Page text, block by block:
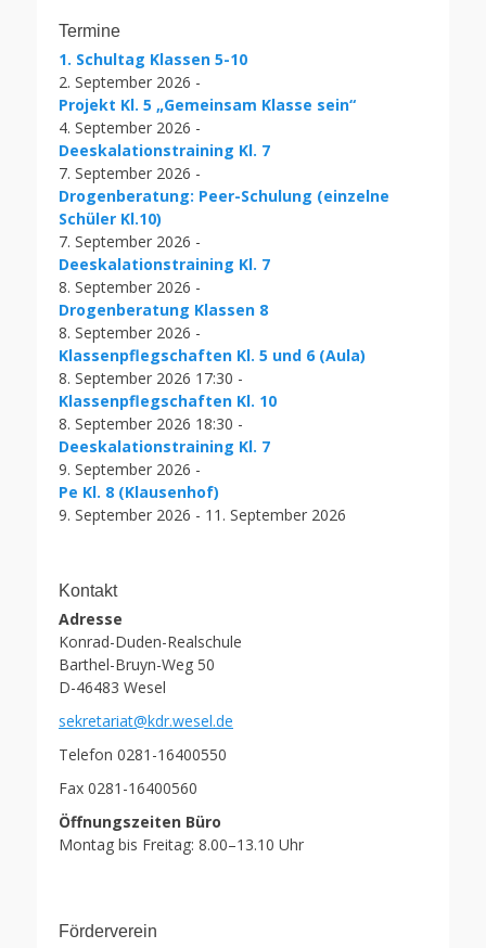
Termine
1. Schultag Klassen 5-10
2. September 2026 -
Projekt Kl. 5 „Gemeinsam Klasse sein“
4. September 2026 -
Deeskalationstraining Kl. 7
7. September 2026 -
Drogenberatung: Peer-Schulung (einzelne
Schüler Kl.10)
7. September 2026 -
Deeskalationstraining Kl. 7
8. September 2026 -
Drogenberatung Klassen 8
8. September 2026 -
Klassenpflegschaften Kl. 5 und 6 (Aula)
8. September 2026 17:30 -
Klassenpflegschaften Kl. 10
8. September 2026 18:30 -
Deeskalationstraining Kl. 7
9. September 2026 -
Pe Kl. 8 (Klausenhof)
9. September 2026 - 11. September 2026
Kontakt
Adresse
Konrad-Duden-Realschule
Barthel-Bruyn-Weg 50
D-46483 Wesel
sekretariat@kdr.wesel.de
Telefon 0281-16400550
Fax 0281-16400560
Öffnungszeiten Büro
Montag bis Freitag: 8.00–13.10 Uhr
Förderverein